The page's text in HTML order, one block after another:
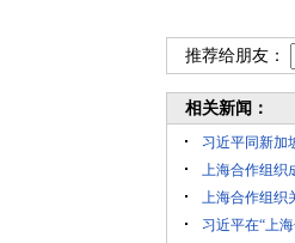
推荐给朋友：
相关新闻：
习近平同新加
上海合作组织
上海合作组织
习近平在“上